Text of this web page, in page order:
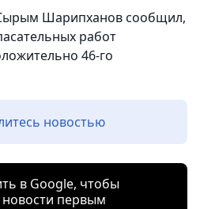
Шарипханов сообщил,
работ
46-го
новостью
в Google, чтобы
новости первым